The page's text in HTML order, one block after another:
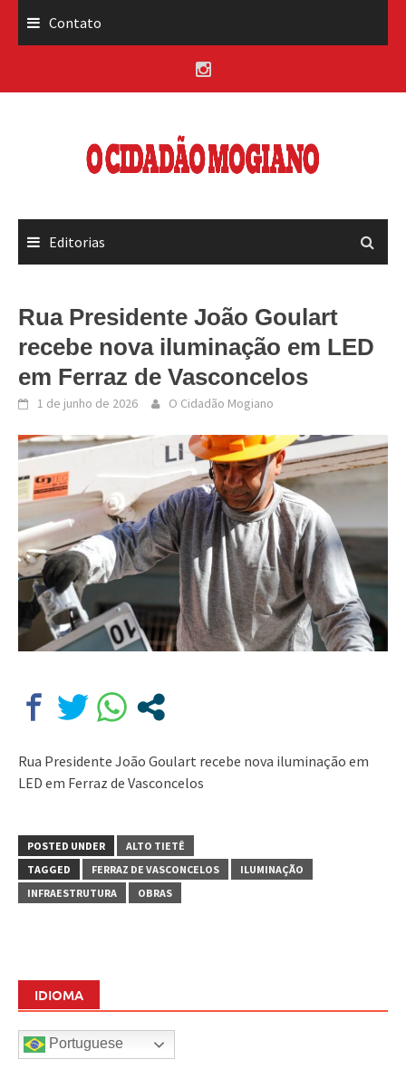
Contato
Editorias
Rua Presidente João Goulart
recebe nova iluminação em LED
em Ferraz de Vasconcelos
1 de junho de 2026 O Cidadão Mogiano
Rua Presidente João Goulart recebe nova iluminação em
LED em Ferraz de Vasconcelos
POSTED UNDER
ALTO TIETÊ
TAGGED
FERRAZ DE VASCONCELOS
ILUMINAÇÃO
INFRAESTRUTURA
OBRAS
IDIOMA
Portuguese